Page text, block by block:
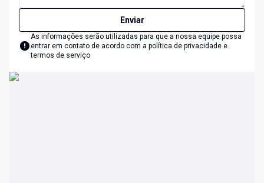
Enviar
As informações serão utilizadas para que a nossa equipe possa
entrar em contato de acordo com a política de privacidade e
termos de serviço